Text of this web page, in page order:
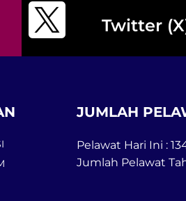
Twitter
JUMLAH
Pelawat Hari Ini :
Jumlah Pelawat